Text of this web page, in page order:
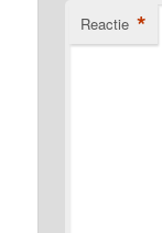
Reactie *